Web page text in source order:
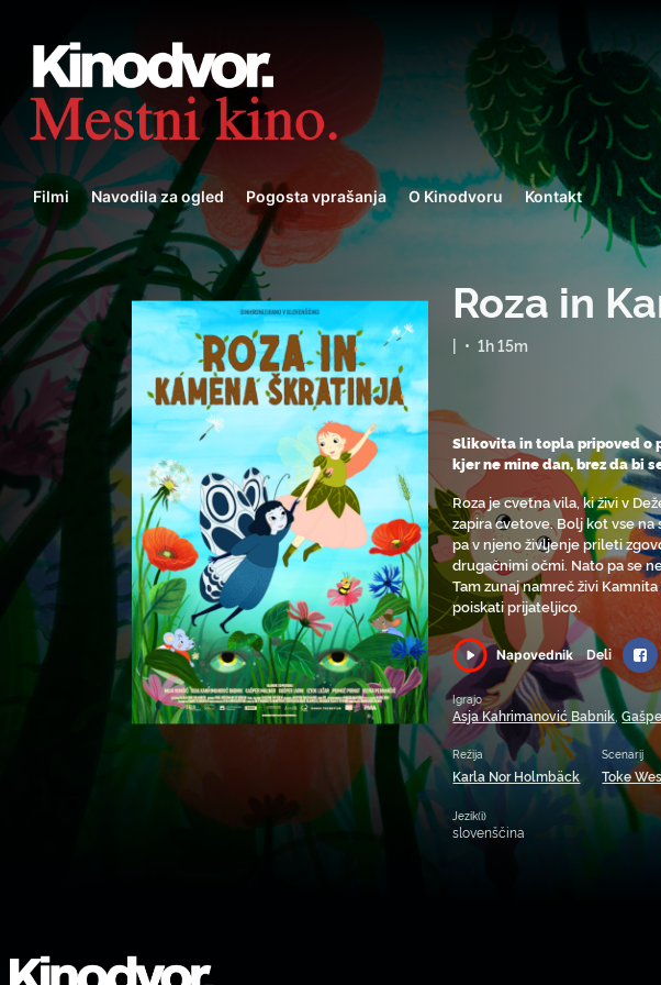
Filmi Navodila za ogled Pogosta vprašanja O Kinodvoru Kontakt
Roza in
| • 1h 15m
Slikovita in topla pripoved o
kjer ne mine dan, brez da bi
Roza je cvetna vila, ki živi v
zapira cvetove. Bolj kot vse
pa v njeno življenje prileti
drugačnimi očmi. Nato pa se
Tam zunaj namreč živi
poiskati prijateljico.
Napovednik Deli
Igrajo
Asja Kahrimanović Babnik,
Režija
Karla Nor Holmbäck
Scenarij
Toke
Jezik(i)
slovenščina